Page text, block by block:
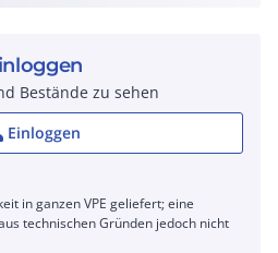
Bestände zu sehen
Einloggen
in ganzen VPE geliefert; eine
technischen Gründen jedoch nicht